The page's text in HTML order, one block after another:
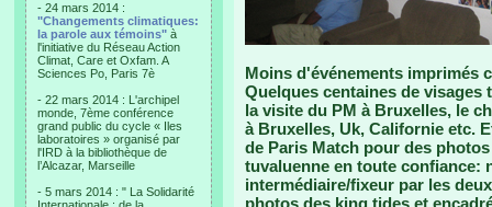
- 24 mars 2014 :
"Changements climatiques:
la parole aux témoins" à
l'initiative du Réseau Action
Climat, Care et Oxfam. A
Sciences Po, Paris 7è
- 22 mars 2014 : L'archipel
monde, 7ème conférence
grand public du cycle « Iles
laboratoires » organisé par
l'IRD à la bibliothèque de
l’Alcazar, Marseille
- 5 mars 2014 : " La Solidarité
Moins d'événements imprimés
Quelques centaines de visages
la visite du PM à Bruxelles, le
à Bruxelles, Uk, Californie etc.
de Paris Match pour des
tuvaluenne en toute confiance:
intermédiaire/fixeur par les
photos des king tides et